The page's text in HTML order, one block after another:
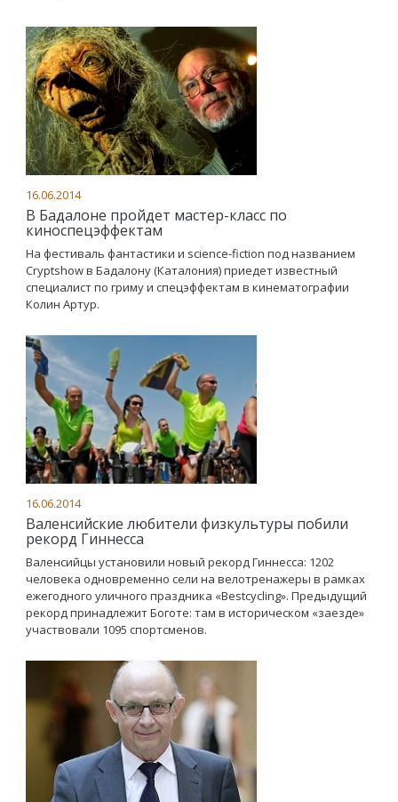
16.06.2014
В Бадалоне пройдет мастер-класс по
киноспецэффектам
На фестиваль фантастики и science-fiction под названием
Cryptshow в Бадалону (Каталония) приедет известный
специалист по гриму и спецэффектам в кинематографии
Колин Артур.
16.06.2014
Валенсийские любители физкультуры побили
рекорд Гиннесса
Валенсийцы установили новый рекорд Гиннесса: 1202
человека одновременно сели на велотренажеры в рамках
ежегодного уличного праздника «Bestcycling». Предыдущий
рекорд принадлежит Боготе: там в историческом «заезде»
участвовали 1095 спортсменов.